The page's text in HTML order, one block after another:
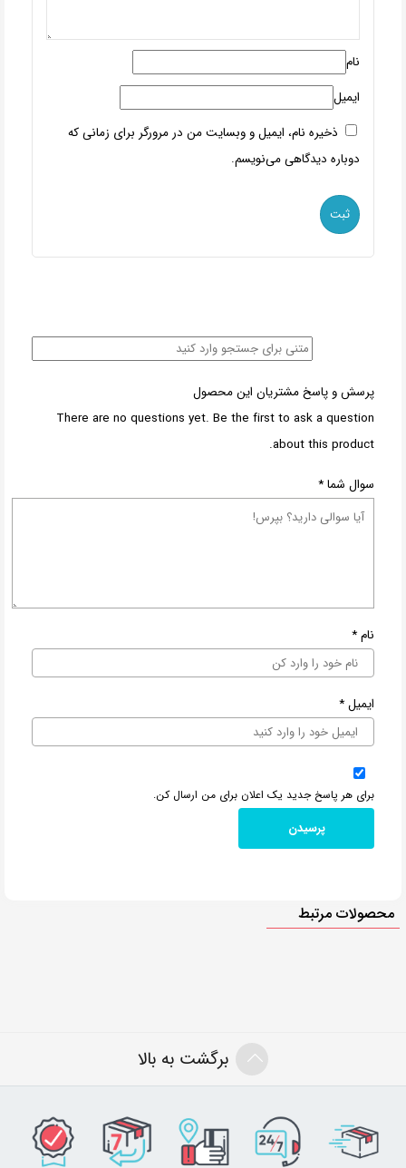
نام
ایمیل
ذخیره نام، ایمیل و وبسایت من در مرورگر برای زمانی که
دوباره دیدگاهی می‌نویسم.
پرسش و پاسخ مشتریان این محصول
There are no questions yet. Be the first to ask a question
about this product.
سوال شما*
نام*
ایمیل*
برای هر پاسخ جدید یک اعلان برای من ارسال کن.
محصولات مرتبط
برگشت به بالا